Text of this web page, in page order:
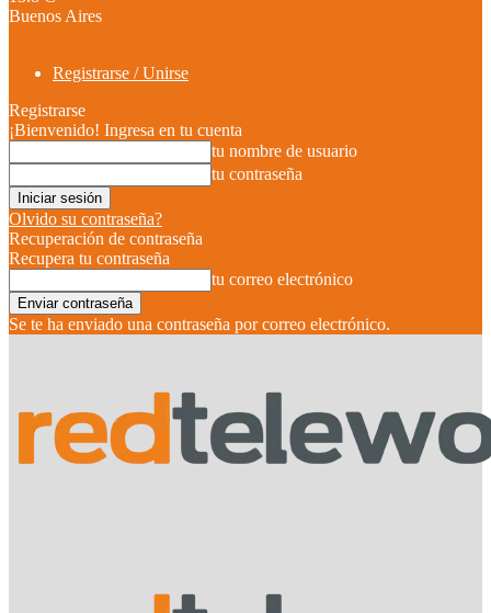
Buenos Aires
Registrarse / Unirse
Registrarse
¡Bienvenido! Ingresa en tu cuenta
tu nombre de usuario
tu contraseña
Olvido su contraseña?
Recuperación de contraseña
Recupera tu contraseña
tu correo electrónico
Se te ha enviado una contraseña por correo electrónico.